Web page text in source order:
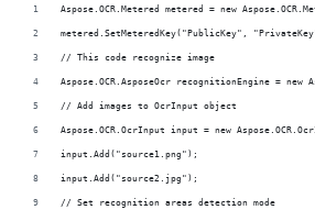
Aspose.OCR.Metered metered = new
metered.SetMeteredKey("PublicKey",
// This code recognize image
Aspose.OCR.AsposeOcr recognitionEngine = new
// Add images to OcrInput object
Aspose.OCR.OcrInput input = new
input.Add("source1.png");
input.Add("source2.jpg");
// Set recognition areas detection mode